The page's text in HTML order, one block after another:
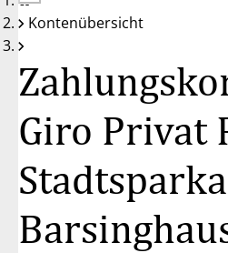
Keine
Konten
Kontenübersicht
Giro Privat